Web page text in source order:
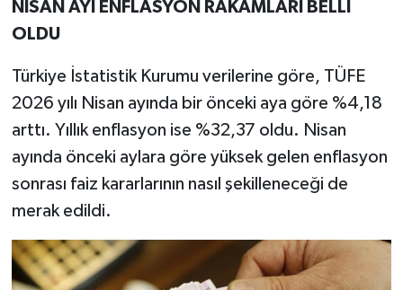
NİSAN AYI ENFLASYON RAKAMLARI BELLİ
OLDU
Türkiye İstatistik Kurumu verilerine göre, TÜFE
2026 yılı Nisan ayında bir önceki aya göre %4,18
arttı. Yıllık enflasyon ise %32,37 oldu. Nisan
ayında önceki aylara göre yüksek gelen enflasyon
sonrası faiz kararlarının nasıl şekilleneceği de
merak edildi.